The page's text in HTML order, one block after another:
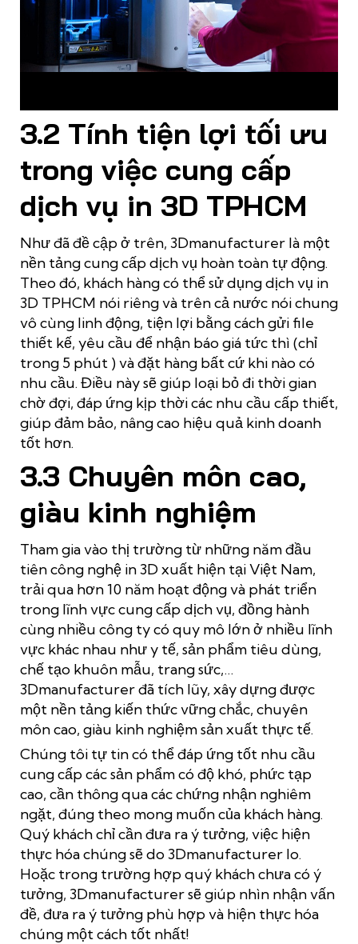
3.2 Tính tiện lợi tối ưu
trong việc cung cấp
dịch vụ in 3D TPHCM
Như đã đề cập ở trên, 3Dmanufacturer là một
nền tảng cung cấp dịch vụ hoàn toàn tự động.
Theo đó, khách hàng có thể sử dụng dịch vụ in
3D TPHCM nói riêng và trên cả nước nói chung
vô cùng linh động, tiện lợi bằng cách gửi file
thiết kế, yêu cầu để nhận báo giá tức thì (chỉ
trong 5 phút ) và đặt hàng bất cứ khi nào có
nhu cầu. Điều này sẽ giúp loại bỏ đi thời gian
chờ đợi, đáp ứng kịp thời các nhu cầu cấp thiết,
giúp đảm bảo, nâng cao hiệu quả kinh doanh
tốt hơn.
3.3 Chuyên môn cao,
giàu kinh nghiệm
Tham gia vào thị trường từ những năm đầu
tiên công nghệ in 3D xuất hiện tại Việt Nam,
trải qua hơn 10 năm hoạt động và phát triển
trong lĩnh vực cung cấp dịch vụ, đồng hành
cùng nhiều công ty có quy mô lớn ở nhiều lĩnh
vực khác nhau như y tế, sản phẩm tiêu dùng,
chế tạo khuôn mẫu, trang sức,…
3Dmanufacturer đã tích lũy, xây dựng được
một nền tảng kiến thức vững chắc, chuyên
môn cao, giàu kinh nghiệm sản xuất thực tế.
Chúng tôi tự tin có thể đáp ứng tốt nhu cầu
cung cấp các sản phẩm có độ khó, phức tạp
cao, cần thông qua các chứng nhận nghiêm
ngặt, đúng theo mong muốn của khách hàng.
Quý khách chỉ cần đưa ra ý tưởng, việc hiện
thực hóa chúng sẽ do 3Dmanufacturer lo.
Hoặc trong trường hợp quý khách chưa có ý
tưởng, 3Dmanufacturer sẽ giúp nhìn nhận vấn
đề, đưa ra ý tưởng phù hợp và hiện thực hóa
chúng một cách tốt nhất!